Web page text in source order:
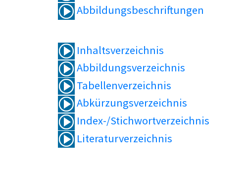
Abbildungsbeschriftungen
Inhaltsverzeichnis
Abbildungsverzeichnis
Tabellenverzeichnis
Abkürzungsverzeichnis
Index-/Stichwortverzeichnis
Literaturverzeichnis